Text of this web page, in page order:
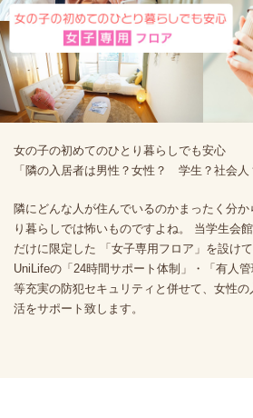
女の子の初めてのひとり暮らしでも安心
「隣の入居者は男性？女性？ 学生？社会人
隣にどんな人が住んでいるのかまったく分
り暮らしでは怖いものですよね。 当学生会
だけに限定した 「女子専用フロア」を設けて
UniLifeの「24時間サポート体制」・「有人管
等充実の防犯セキュリティと併せて、女性
活をサポート致します。